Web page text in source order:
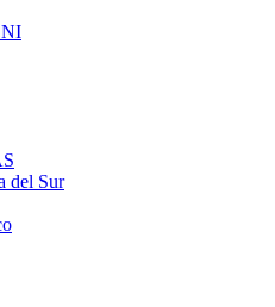
del Sur